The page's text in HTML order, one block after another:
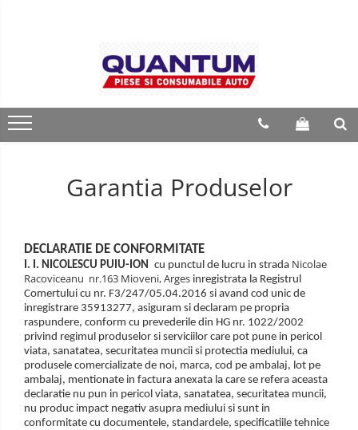
Garantia Produselor
DECLARATIE DE CONFORMITATE
I. I. NICOLESCU PUIU-ION cu punctul de lucru in strada Nicolae
Racoviceanu nr.163 Mioveni, Arges inregistrata la Registrul
Comertului cu nr. F3/247/05.04.2016 si avand cod unic de
inregistrare 35913277, asiguram si declaram pe propria
raspundere, conform cu prevederile din HG nr. 1022/2002
privind regimul produselor si serviciilor care pot pune in pericol
viata, sanatatea, securitatea muncii si protectia mediului, ca
produsele comercializate de noi, marca, cod pe ambalaj, lot pe
ambalaj, mentionate in factura anexata la care se refera aceasta
declaratie nu pun in pericol viata, sanatatea, securitatea muncii,
nu produc impact negativ asupra mediului si sunt in
conformitate cu documentele, standardele, specificatiile tehnice